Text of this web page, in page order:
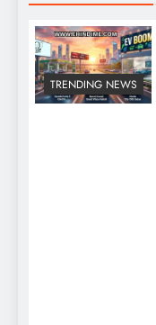
TRENDING NEWS